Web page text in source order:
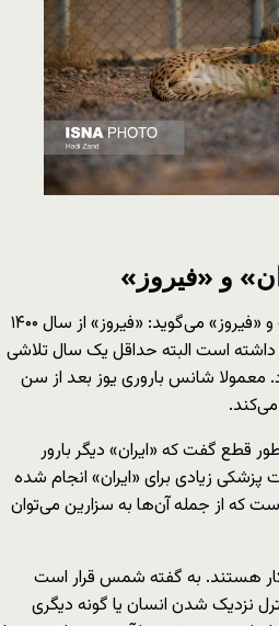
و «فیروز»
او درباره جفت‌گیری‌های «ایران» و «فیروز» می‌گوید: «فیروز» از سال ۱۴۰۰
داشته است البته حداقل یک سال تلاشی
معمولا شانس باروری یوز بعد از سن
قطع گفت که «ایران» دیگر بارور
زیادی برای «ایران» انجام شده
که از جمله آن‌ها به سزارین می‌توان
هستند. به گفته شمس قرار است
نزدیک شدن انسان یا گونه دیگری